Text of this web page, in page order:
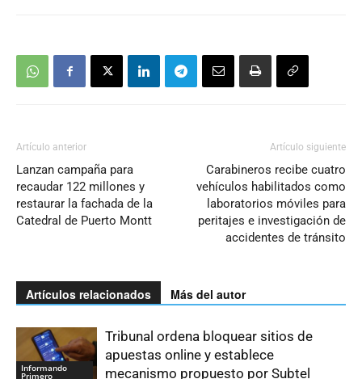
Artículo anterior
Lanzan campaña para
recaudar 122 millones y
restaurar la fachada de la
Catedral de Puerto Montt
Artículo siguiente
Carabineros recibe cuatro
vehículos habilitados como
laboratorios móviles para
peritajes e investigación de
accidentes de tránsito
Artículos relacionados Más del autor
Informando
Primero
Tribunal ordena bloquear sitios de
apuestas online y establece
mecanismo propuesto por Subtel